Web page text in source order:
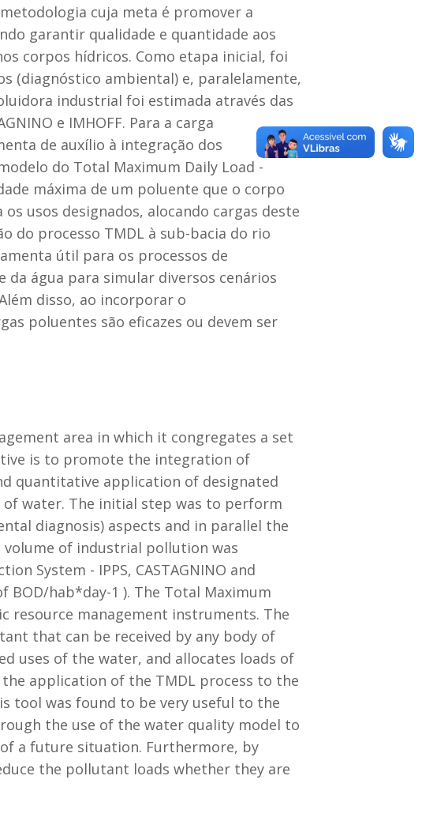
cuja meta é promover a
garantir qualidade e quantidade aos
corpos hídricos. Como etapa inicial, foi
(diagnóstico ambiental) e, paralelamente,
industrial foi estimada através das
e IMHOFF. Para a carga
de auxílio à integração dos
do Total Maximum Daily Load -
máxima de um poluente que o corpo
usos designados, alocando cargas deste
do processo TMDL à sub-bacia do rio
útil para os processos de
água para simular diversos cenários
disso, ao incorporar o
poluentes são eficazes ou devem ser
area in which it congregates a set
is to promote the integration of
quantitative application of designated
water. The initial step was to perform
diagnosis) aspects and in parallel the
of industrial pollution was
System - IPPS, CASTAGNINO and
BOD/hab*day-1 ). The Total Maximum
resource management instruments. The
that can be received by any body of
uses of the water, and allocates loads of
application of the TMDL process to the
tool was found to be very useful to the
the use of the water quality model to
a future situation. Furthermore, by
the pollutant loads whether they are